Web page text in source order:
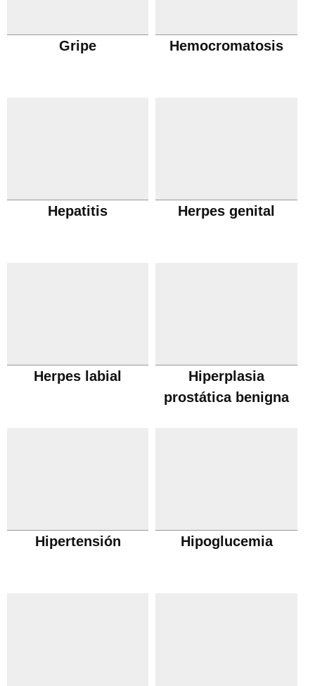
Gripe Hemocromatosis
Hepatitis Herpes genital
Herpes labial
Hiperplasia
prostática benigna
Hipertensión Hipoglucemia